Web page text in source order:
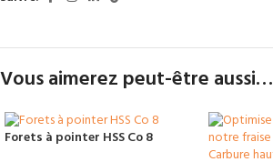
Vous aimerez peut-être aussi…
Forets à pointer HSS Co 8